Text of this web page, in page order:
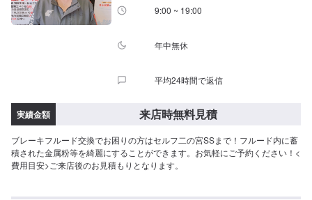
9:00 ~ 19:00
年中無休
平均24時間で返信
実績金額 来店時無料見積
ブレーキフルード交換でお困りの方はセルフ二の宮SSまで！フルード内に蓄
積された金属粉等を綺麗にすることができます。お気軽にご予約ください！<
費用目安>ご来店後のお見積もりとなります。